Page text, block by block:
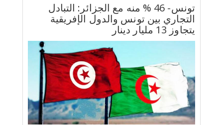
تونس- 46 % منه مع الجزائر: التبادل
التجاري بين تونس والدول الإفريقية
يتجاوز 13 مليار دينار